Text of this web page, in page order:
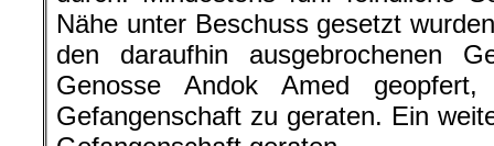
Nähe unter Beschuss gesetzt
den daraufhin ausgebrochenen
Genosse Andok Amed
Gefangenschaft zu geraten. Ein